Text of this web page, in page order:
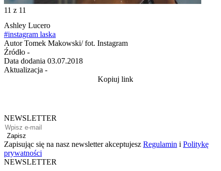
11 z 11
Ashley Lucero
#instagram laska
Autor Tomek Makowski/ fot. Instagram
Źródło -
Data dodania 03.07.2018
Aktualizacja -
Kopiuj link
NEWSLETTER
Zapisz
Zapisując się na nasz newsletter akceptujesz Regulamin i Politykę
prywatności
NEWSLETTER